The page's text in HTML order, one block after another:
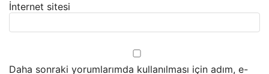
İnternet sitesi
Daha sonraki yorumlarımda kullanılması için adım, e-